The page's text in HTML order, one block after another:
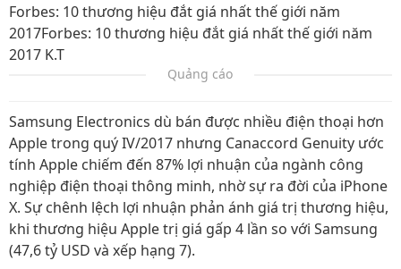
Forbes: 10 thương hiệu đắt giá nhất thế giới năm
2017Forbes: 10 thương hiệu đắt giá nhất thế giới năm
2017 K.T
Quảng cáo
Samsung Electronics dù bán được nhiều điện thoại hơn
Apple trong quý IV/2017 nhưng Canaccord Genuity ước
tính Apple chiếm đến 87% lợi nhuận của ngành công
nghiệp điện thoại thông minh, nhờ sự ra đời của iPhone
X. Sự chênh lệch lợi nhuận phản ánh giá trị thương hiệu,
khi thương hiệu Apple trị giá gấp 4 lần so với Samsung
(47,6 tỷ USD và xếp hạng 7).